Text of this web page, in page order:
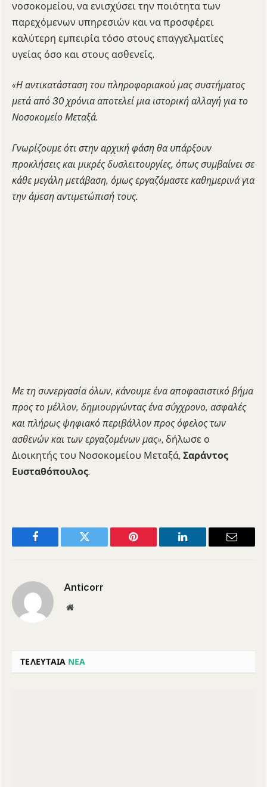
νοσοκομείου, να ενισχύσει την ποιότητα των
παρεχόμενων υπηρεσιών και να προσφέρει
καλύτερη εμπειρία τόσο στους επαγγελματίες
υγείας όσο και στους ασθενείς.
«Η αντικατάσταση του πληροφοριακού μας συστήματος
μετά από 30 χρόνια αποτελεί μια ιστορική αλλαγή για το
Νοσοκομείο Μεταξά.
Γνωρίζουμε ότι στην αρχική φάση θα υπάρξουν
προκλήσεις και μικρές δυσλειτουργίες, όπως συμβαίνει σε
κάθε μεγάλη μετάβαση, όμως εργαζόμαστε καθημερινά για
την άμεση αντιμετώπισή τους.
Με τη συνεργασία όλων, κάνουμε ένα αποφασιστικό βήμα
προς το μέλλον, δημιουργώντας ένα σύγχρονο, ασφαλές
και πλήρως ψηφιακό περιβάλλον προς όφελος των
ασθενών και των εργαζομένων μας», δήλωσε ο
Διοικητής του Νοσοκομείου Μεταξά, Σαράντος
Ευσταθόπουλος.
Facebook Twitter Pinterest LinkedIn Email
Anticorr
Website
ΤΕΛΕΥΤΑΙΑ ΝΕΑ